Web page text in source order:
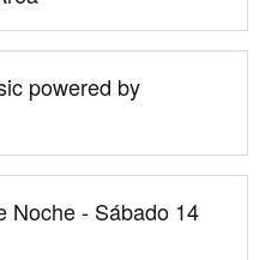
powered by
Noche - Sábado 14